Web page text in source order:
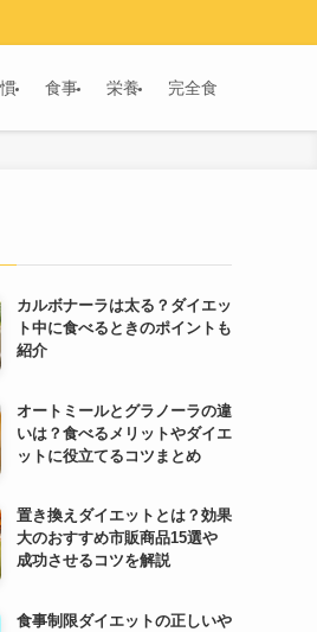
食事 栄養 完全食
カルボナーラは太る？ダイエッ
ト中に食べるときのポイントも
紹介
オートミールとグラノーラの違
いは？食べるメリットやダイエ
ットに役立てるコツまとめ
置き換えダイエットとは？効果
大のおすすめ市販商品15選や
成功させるコツを解説
食事制限ダイエットの正しいや